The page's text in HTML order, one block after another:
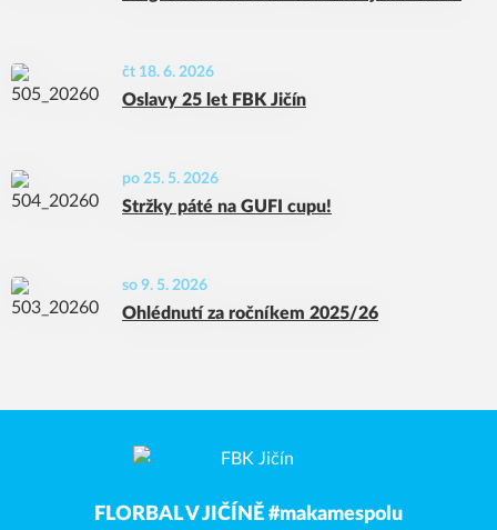
čt 18. 6. 2026
Oslavy 25 let FBK Jičín
po 25. 5. 2026
Stržky páté na GUFI cupu!
so 9. 5. 2026
Ohlédnutí za ročníkem 2025/26
FLORBAL V JIČÍNĚ #makamespolu